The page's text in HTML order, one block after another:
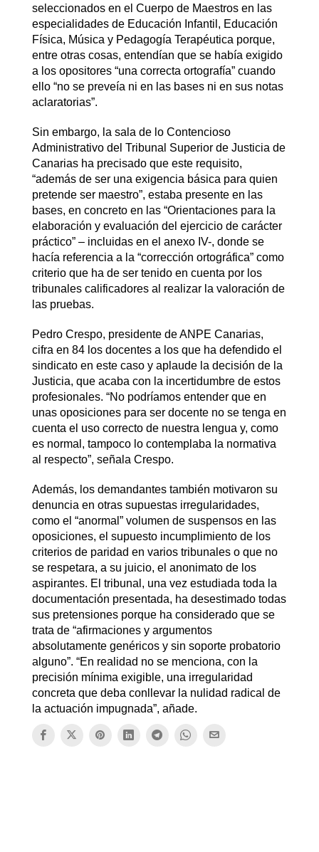
seleccionados en el Cuerpo de Maestros en las
especialidades de Educación Infantil, Educación
Física, Música y Pedagogía Terapéutica porque,
entre otras cosas, entendían que se había exigido
a los opositores “una correcta ortografía” cuando
ello “no se preveía ni en las bases ni en sus notas
aclaratorias”.
Sin embargo, la sala de lo Contencioso
Administrativo del Tribunal Superior de Justicia de
Canarias ha precisado que este requisito,
“además de ser una exigencia básica para quien
pretende ser maestro”, estaba presente en las
bases, en concreto en las “Orientaciones para la
elaboración y evaluación del ejercicio de carácter
práctico” – incluidas en el anexo IV-, donde se
hacía referencia a la “corrección ortográfica” como
criterio que ha de ser tenido en cuenta por los
tribunales calificadores al realizar la valoración de
las pruebas.
Pedro Crespo, presidente de ANPE Canarias,
cifra en 84 los docentes a los que ha defendido el
sindicato en este caso y aplaude la decisión de la
Justicia, que acaba con la incertidumbre de estos
profesionales. “No podríamos entender que en
unas oposiciones para ser docente no se tenga en
cuenta el uso correcto de nuestra lengua y, como
es normal, tampoco lo contemplaba la normativa
al respecto”, señala Crespo.
Además, los demandantes también motivaron su
denuncia en otras supuestas irregularidades,
como el “anormal” volumen de suspensos en las
oposiciones, el supuesto incumplimiento de los
criterios de paridad en varios tribunales o que no
se respetara, a su juicio, el anonimato de los
aspirantes. El tribunal, una vez estudiada toda la
documentación presentada, ha desestimado todas
sus pretensiones porque ha considerado que se
trata de “afirmaciones y argumentos
absolutamente genéricos y sin soporte probatorio
alguno”. “En realidad no se menciona, con la
precisión mínima exigible, una irregularidad
concreta que deba conllevar la nulidad radical de
la actuación impugnada”, añade.